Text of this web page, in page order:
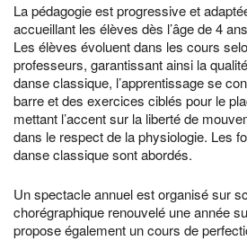
La pédagogie est progressive et
accueillant les élèves dès l’âge de 4
Les élèves évoluent dans les cours
professeurs, garantissant ainsi la
danse classique, l’apprentissage se
barre et des exercices ciblés pour le
mettant l’accent sur la liberté de
dans le respect de la physiologie. Les
danse classique sont abordés.
Un spectacle annuel est organisé sur
chorégraphique renouvelé une année
propose également un cours de